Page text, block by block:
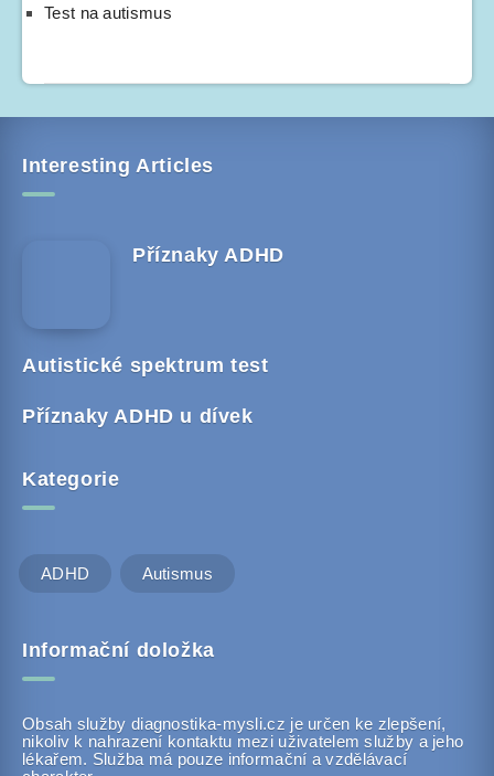
Test na autismus
Interesting Articles
Příznaky ADHD
Autistické spektrum test
Příznaky ADHD u dívek
Kategorie
ADHD Autismus
Informační doložka
Obsah služby diagnostika-mysli.cz je určen ke zlepšení,
nikoliv k nahrazení kontaktu mezi uživatelem služby a jeho
lékařem. Služba má pouze informační a vzdělávací